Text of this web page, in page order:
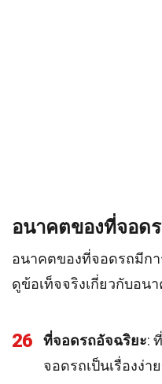
อนาคตของที่จอด
อนาคตของที่จอดรถมีกา
ดูข้อเท็จจริงเกี่ยวกับอน
26 ที่จอดรถอัจฉริยะ:
จอดรถเป็นเรื่องง่า